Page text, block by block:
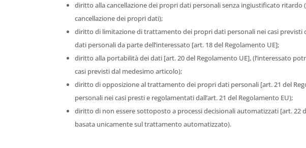
diritto alla cancellazione dei propri dati personali senza ingiustificato ritardo
cancellazione dei propri dati);
diritto di limitazione di trattamento dei propri dati personali nei casi previsti
dati personali da parte dell’interessato [art. 18 del Regolamento UE];
diritto alla portabilità dei dati [art. 20 del Regolamento UE], (l’interessato
casi previsti dal medesimo articolo);
diritto di opposizione al trattamento dei propri dati personali [art. 21 del
personali nei casi presti e regolamentati dall’art. 21 del Regolamento EU);
diritto di non essere sottoposto a processi decisionali automatizzati [art. 22
basata unicamente sul trattamento automatizzato).